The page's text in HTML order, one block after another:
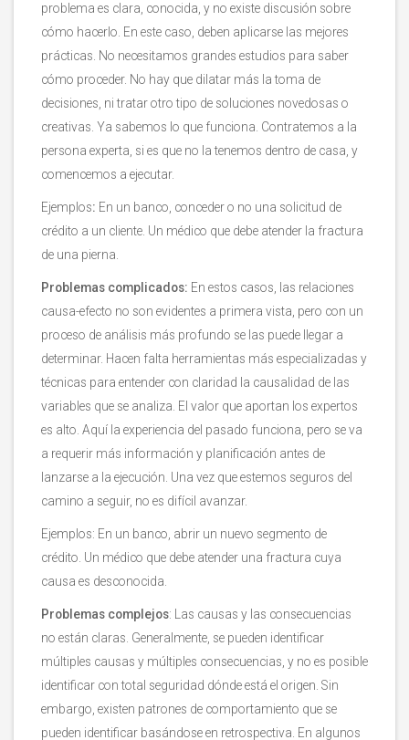
problema es clara, conocida, y no existe discusión sobre
cómo hacerlo. En este caso, deben aplicarse las mejores
prácticas. No necesitamos grandes estudios para saber
cómo proceder. No hay que dilatar más la toma de
decisiones, ni tratar otro tipo de soluciones novedosas o
creativas. Ya sabemos lo que funciona. Contratemos a la
persona experta, si es que no la tenemos dentro de casa, y
comencemos a ejecutar.
Ejemplos: En un banco, conceder o no una solicitud de
crédito a un cliente. Un médico que debe atender la fractura
de una pierna.
Problemas complicados: En estos casos, las relaciones
causa-efecto no son evidentes a primera vista, pero con un
proceso de análisis más profundo se las puede llegar a
determinar. Hacen falta herramientas más especializadas y
técnicas para entender con claridad la causalidad de las
variables que se analiza. El valor que aportan los expertos
es alto. Aquí la experiencia del pasado funciona, pero se va
a requerir más información y planificación antes de
lanzarse a la ejecución. Una vez que estemos seguros del
camino a seguir, no es difícil avanzar.
Ejemplos: En un banco, abrir un nuevo segmento de
crédito. Un médico que debe atender una fractura cuya
causa es desconocida.
Problemas complejos: Las causas y las consecuencias
no están claras. Generalmente, se pueden identificar
múltiples causas y múltiples consecuencias, y no es posible
identificar con total seguridad dónde está el origen. Sin
embargo, existen patrones de comportamiento que se
pueden identificar basándose en retrospectiva. En algunos